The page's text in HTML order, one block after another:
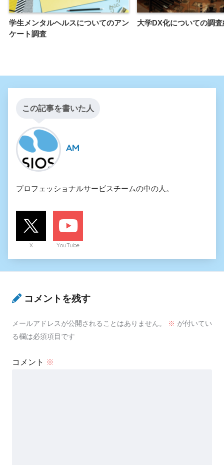
学生メンタルヘルスについてのアン
ケート調査
大学DX化についての調
この記事を書いた人
AM
プロフェッショナルサービスチームの中の人。
X YouTube
コメントを残す
メールアドレスが公開されることはありません。 ※ が付いてい
る欄は必須項目です
コメント ※